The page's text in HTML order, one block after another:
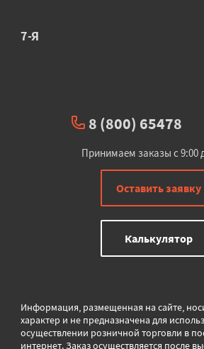
7-Я
8 (800) 65478
Принимаем заказы с 9:00
Оставить заявку
Калькулятор
Информация, размещенная на сайте,
характер и не предназначена для
осуществлении розничной торговли в
интернет. Заказ осуществляется после